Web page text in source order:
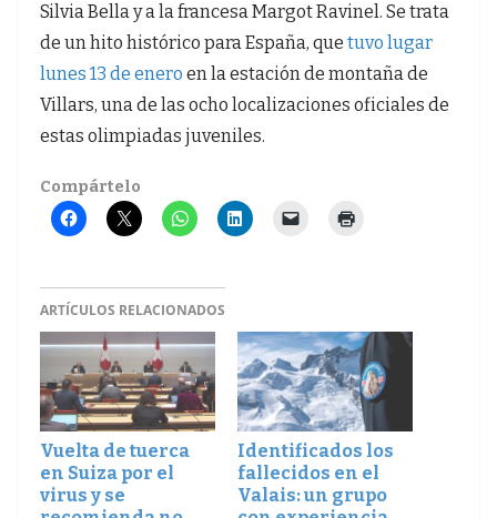
Silvia Bella y a la francesa Margot Ravinel. Se trata
de un hito histórico para España, que tuvo lugar
lunes 13 de enero en la estación de montaña de
Villars, una de las ocho localizaciones oficiales de
estas olimpiadas juveniles.
Compártelo
ARTÍCULOS RELACIONADOS
Vuelta de tuerca
en Suiza por el
virus y se
Identificados los
fallecidos en el
Valais: un grupo